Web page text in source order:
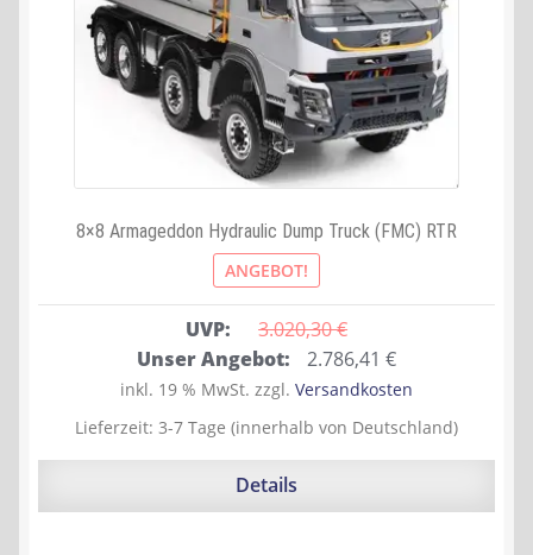
8×8 Armageddon Hydraulic Dump Truck (FMC) RTR
ANGEBOT!
UVP: 3.020,30 €
Ursprünglicher
Preis
war:
Unser Angebot: 2.786,41 €Aktueller
Preis
ist:
inkl. 19 % MwSt. zzgl. Versandkosten
Lieferzeit: 3-7 Tage (innerhalb von Deutschland)
Details